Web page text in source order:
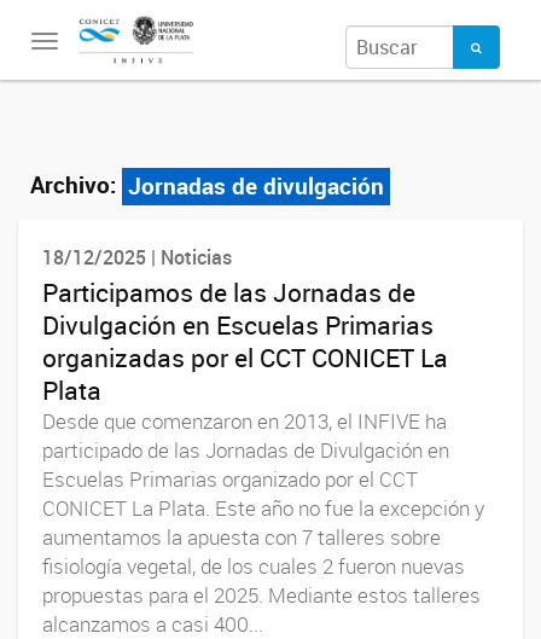
Toggle
navigation
Archivo: Jornadas de divulgación
18/12/2025 | Noticias
Participamos de las Jornadas de
Divulgación en Escuelas Primarias
organizadas por el CCT CONICET La
Plata
Desde que comenzaron en 2013, el INFIVE ha
participado de las Jornadas de Divulgación en
Escuelas Primarias organizado por el CCT
CONICET La Plata. Este año no fue la excepción y
aumentamos la apuesta con 7 talleres sobre
fisiología vegetal, de los cuales 2 fueron nuevas
propuestas para el 2025. Mediante estos talleres
alcanzamos a casi 400...